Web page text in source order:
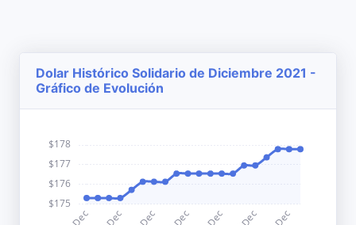
Dolar Histórico Solidario de Diciembre 2021 -
Gráfico de Evolución